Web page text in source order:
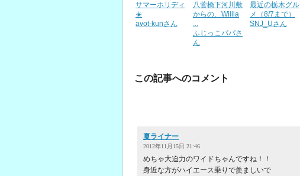
サマーホリディ
☀️
avot-kunさん
八菅橋下河川敷
からの、Willia
...
ふじっこパパさ
ん
最近の栃木グル
メ（8/7まで）
SNJ_Uさん
この記事へのコメント
夏ライナー
2012年11月15日 21:46
めちゃ大迫力のワイドちゃんですね！！
身近な方がハイエース乗りで羨ましいで